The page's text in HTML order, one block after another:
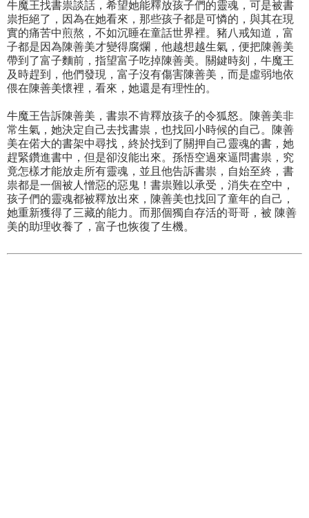
牛魔王找書祟談話，希望她能釋放孩子們的靈魂，可是被書
祟拒絕了，因為在她看來，那些孩子都是可憐的，與其在現
實的痛苦中煎熬，不如沉睡在童話世界裡。豬八戒知道，富
子都是因為陳善美才變得腐爛，他越想越生氣，便把陳善美
帶到了富子麵前，指望富子吃掉陳善美。關鍵時刻，牛魔王
及時趕到，他們發現，富子沒有傷害陳善美，而是虛弱地依
偎在陳善美懷裡，看來，她還是有理性的。
牛魔王告訴陳善美，書祟不肯釋放孩子的令狐怒。陳善美非
常生氣，她決定自己去找書祟，也找回小時候的自己。陳善
美在偌大的書架中尋找，終於找到了關押自己靈魂的書，她
趕緊鑽進書中，但是卻沒能出來。孫悟空過來逼問書祟，究
竟怎樣才能放走所有靈魂，並且他告訴書祟，自始至終，書
祟都是一個被人憎惡的惡鬼！書祟難以承受，消失在空中，
孩子們的靈魂都被釋放出來，陳善美也找回了童年的自己，
她重新獲得了三藏的能力。而那個獨自存活的哥哥，被 陳善
美的助理收養了，富子也恢復了生機。